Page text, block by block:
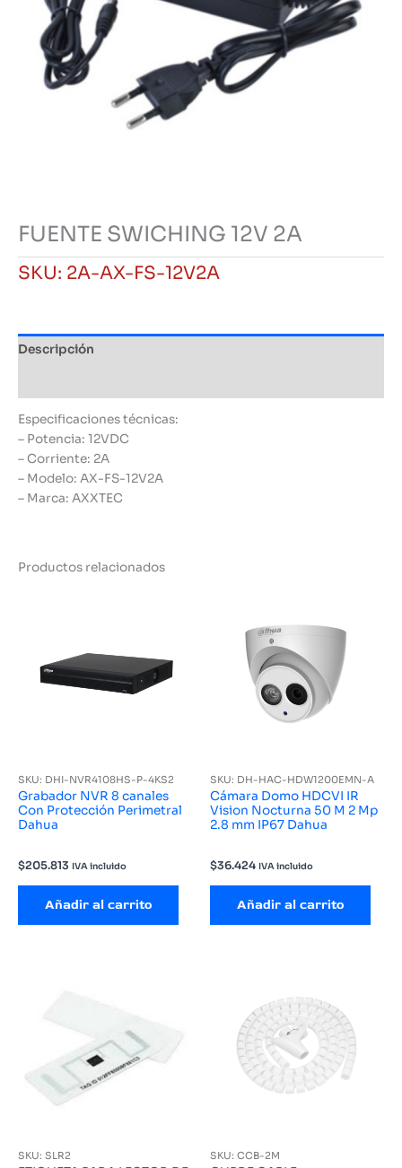
FUENTE SWICHING 12V 2A
SKU: 2A-AX-FS-12V2A
Descripción
Especificaciones técnicas:
– Potencia: 12VDC
– Corriente: 2A
– Modelo: AX-FS-12V2A
– Marca: AXXTEC
Productos relacionados
SKU: DHI-NVR4108HS-P-4KS2
Grabador NVR 8 canales
Con Protección Perimetral
Dahua
$205.813 IVA incluido
Añadir al carrito
SKU: DH-HAC-HDW1200EMN-A
Cámara Domo HDCVI IR
Vision Nocturna 50 M 2 Mp
2.8 mm IP67 Dahua
$36.424 IVA incluido
Añadir al carrito
SKU: SLR2 SKU: CCB-2M